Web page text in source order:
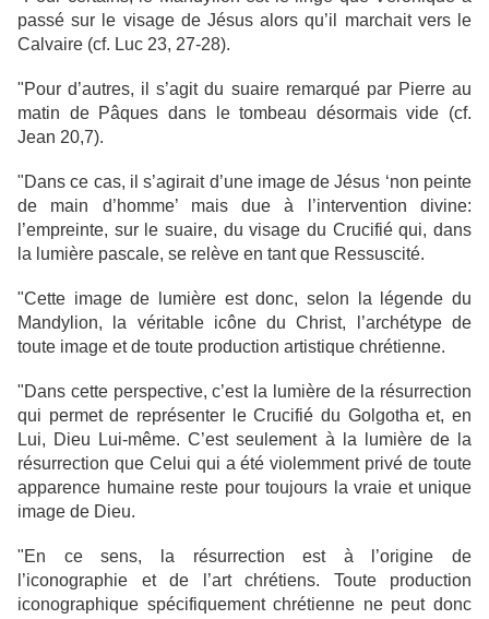
passé sur le visage de Jésus alors qu’il marchait vers le
Calvaire (cf. Luc 23, 27-28).
"Pour d’autres, il s’agit du suaire remarqué par Pierre au
matin de Pâques dans le tombeau désormais vide (cf.
Jean 20,7).
"Dans ce cas, il s’agirait d’une image de Jésus ‘non peinte
de main d’homme’ mais due à l’intervention divine:
l’empreinte, sur le suaire, du visage du Crucifié qui, dans
la lumière pascale, se relève en tant que Ressuscité.
"Cette image de lumière est donc, selon la légende du
Mandylion, la véritable icône du Christ, l’archétype de
toute image et de toute production artistique chrétienne.
"Dans cette perspective, c’est la lumière de la résurrection
qui permet de représenter le Crucifié du Golgotha et, en
Lui, Dieu Lui-même. C’est seulement à la lumière de la
résurrection que Celui qui a été violemment privé de toute
apparence humaine reste pour toujours la vraie et unique
image de Dieu.
"En ce sens, la résurrection est à l’origine de
l’iconographie et de l’art chrétiens. Toute production
iconographique spécifiquement chrétienne ne peut donc